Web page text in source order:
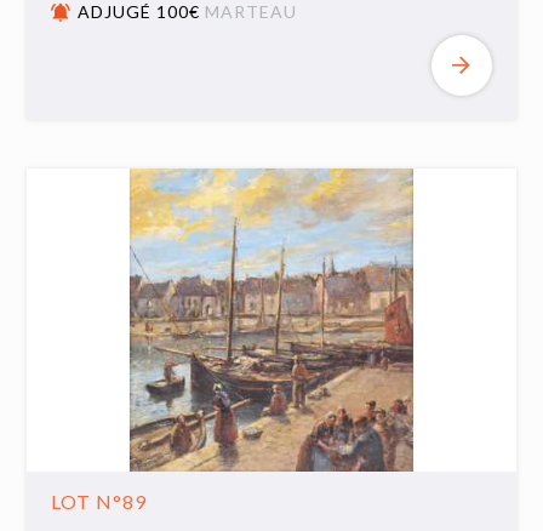
ADJUGÉ 100€ MARTEAU
LOT N°89